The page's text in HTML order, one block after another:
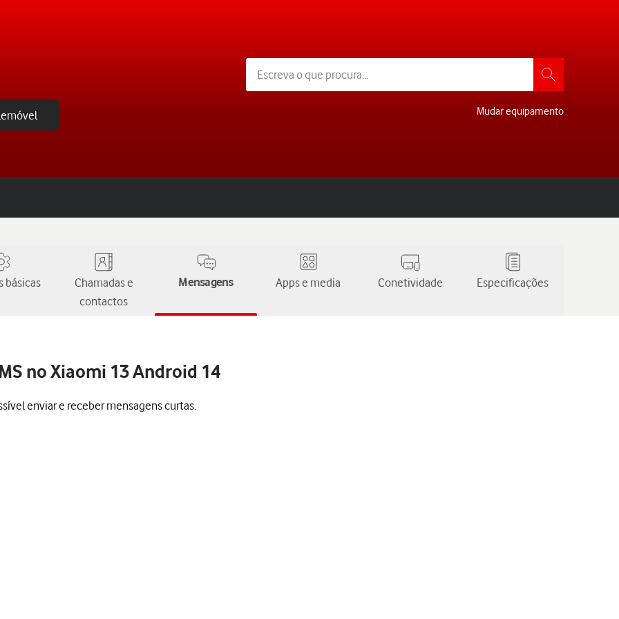
Mudar equipamento
básicas
Chamadas e
contactos
Mensagens Apps e media Conetividade Especificações
no Xiaomi 13 Android 14
enviar e receber mensagens curtas.